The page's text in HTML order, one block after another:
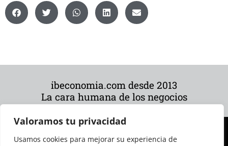
Valoramos tu privacidad
Usamos cookies para mejorar su experiencia de
ibeconomia.com desde 2013
La cara humana de los negocios